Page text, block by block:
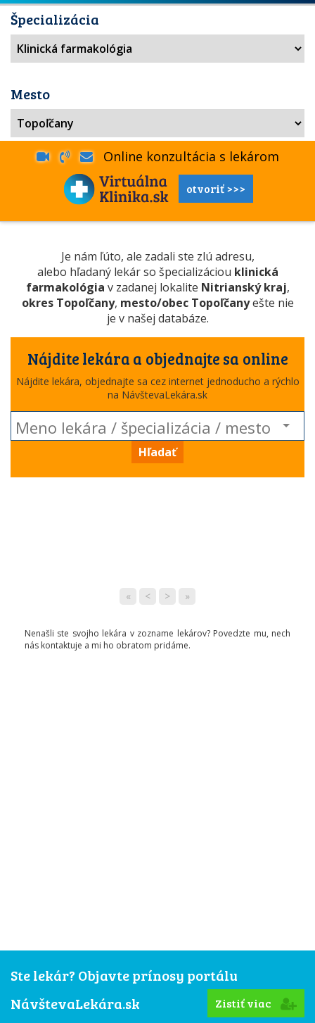
Špecializácia
Mesto
Online konzultácia s lekárom
otvoriť >>>
Je nám ľúto, ale zadali ste zlú adresu,
alebo hľadaný lekár so špecializáciou klinická
farmakológia v zadanej lokalite Nitrianský kraj,
okres Topoľčany, mesto/obec Topoľčanyešte nie
je v našej databáze.
Nájdite lekára a objednajte sa online
Nájdite lekára, objednajte sa cez internet jednoducho a rýchlo
na NávštevaLekára.sk
Hľadať
« < > »
Nenašli ste svojho lekára v zozname lekárov? Povedzte mu, nech
nás kontaktuje a mi ho obratom pridáme.
Ste lekár? Objavte prínosy portálu
NávštevaLekára.sk
Zistiť viac